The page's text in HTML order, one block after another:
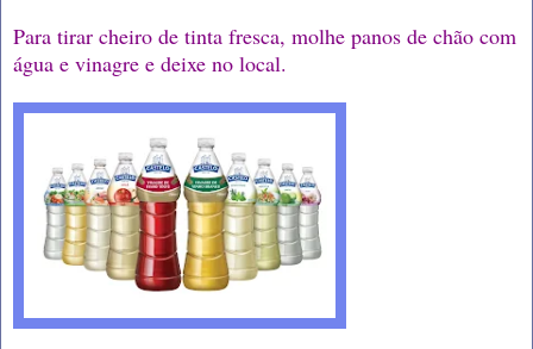
Para tirar cheiro de tinta fresca, molhe panos de chão com
água e vinagre e deixe no local.